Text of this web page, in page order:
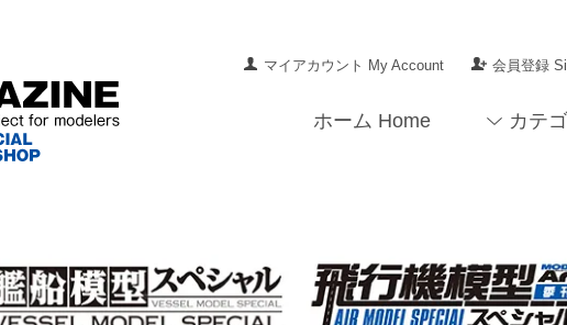
マイアカウント My Account 会員登録
ホーム Home カテ